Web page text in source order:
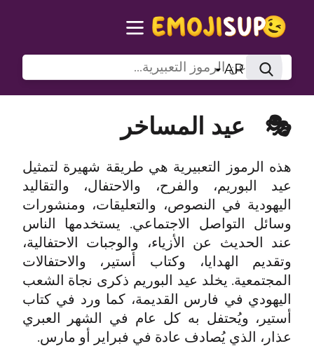
AR
🎭 عيد المساخر
هذه الرموز التعبيرية هي طريقة شهيرة لتمثيل
عيد البوريم، والفرح، والاحتفال، والتقاليد
اليهودية في النصوص، والتعليقات، ومنشورات
وسائل التواصل الاجتماعي. يستخدمها الناس
عند الحديث عن الأزياء، والوجبات الاحتفالية،
وتقديم الهدايا، وكتاب أستير، والاحتفالات
المجتمعية. يخلد عيد البوريم ذكرى نجاة الشعب
اليهودي في فارس القديمة، كما ورد في كتاب
أستير، ويُحتفل به كل عام في الشهر العبري
عذار، الذي يُصادف عادة في فبراير أو مارس.